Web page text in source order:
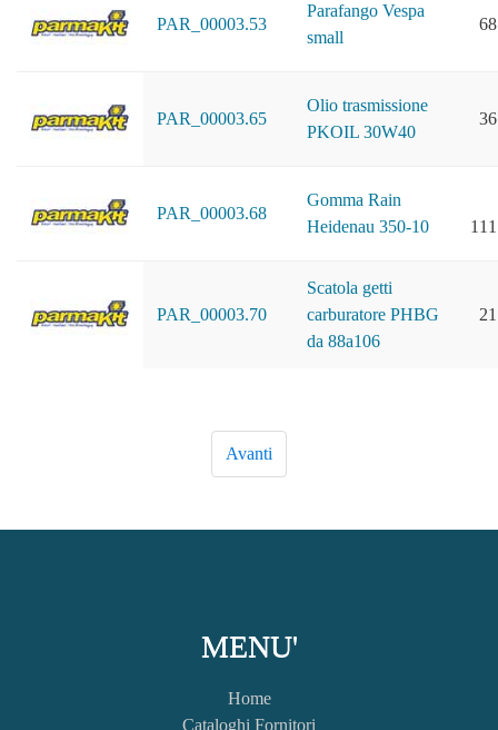
PAR_00003.53
Parafango Vespa
small
PAR_00003.65
Olio trasmissione
PKOIL 30W40
PAR_00003.68
Gomma Rain
Heidenau 350-10
PAR_00003.70
Scatola getti
carburatore PHBG
da 88a106
MENU'
Home
Cataloghi Fornitori